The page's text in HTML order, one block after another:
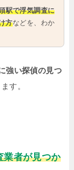
駅で浮気調査に
方などを、わか
強い探偵の見つ
す。
業者が見つか